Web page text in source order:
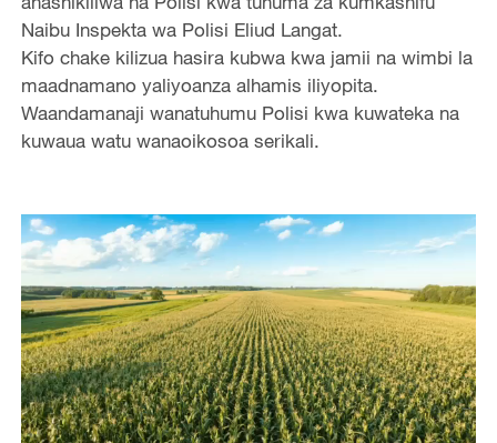
Naibu Inspekta wa Polisi Eliud Langat.
Kifo chake kilizua hasira kubwa kwa jamii na wimbi la
maadnamano yaliyoanza alhamis iliyopita.
Waandamanaji wanatuhumu Polisi kwa kuwateka na
kuwaua watu wanaoikosoa serikali.